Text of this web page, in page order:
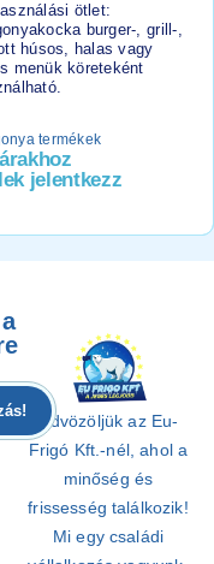
ötlet:
burger-, grill-,
húsos, halas vagy
menük köreteként
termékek
jelentkezz
Üdvözöljük az Eu-
Frigó Kft.-nél, ahol a
minőség és
frissesség találkozik!
Mi egy családi